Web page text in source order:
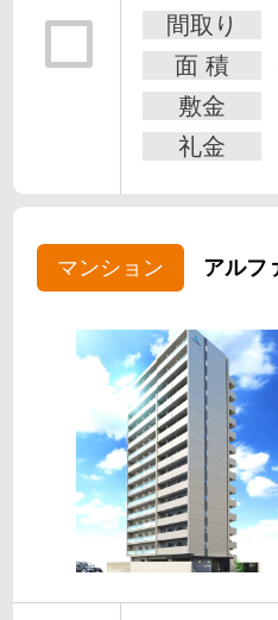
間取り
面 積
敷金
礼金
マンション アルフ